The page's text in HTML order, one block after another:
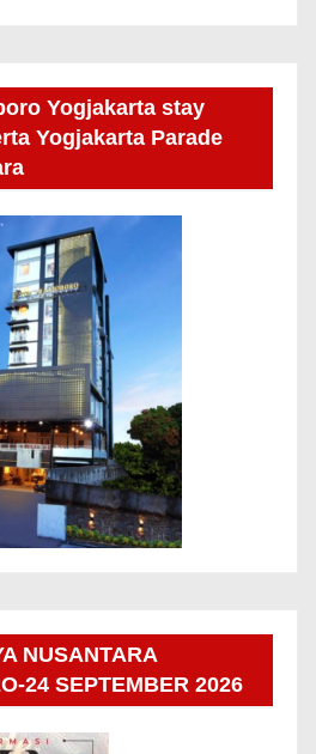
Yogjakarta stay
Yogjakarta Parade
NUSANTARA
24 SEPTEMBER 2026